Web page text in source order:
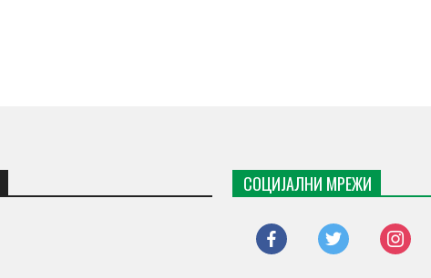
СОЦИЈАЛНИ МРЕЖИ
facebook twitter instagram